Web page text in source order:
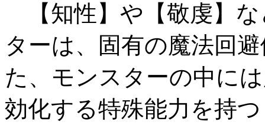
【知性】や【敬虔】
ターは、固有の魔法回
た、モンスターの中に
効化する特殊能力を持